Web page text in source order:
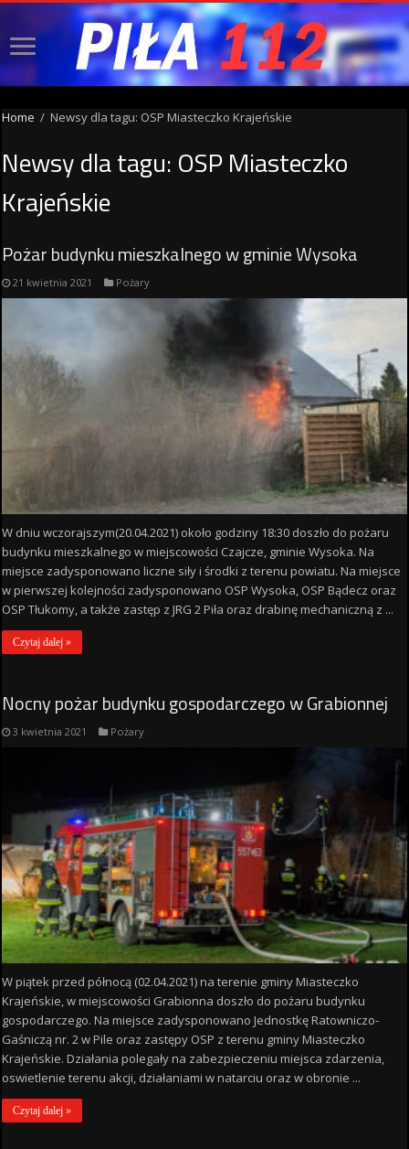
Home / Newsy dla tagu: OSP Miasteczko Krajeńskie
Newsy dla tagu: OSP Miasteczko
Krajeńskie
Pożar budynku mieszkalnego w gminie Wysoka
21 kwietnia 2021 Pożary
W dniu wczorajszym(20.04.2021) około godziny 18:30 doszło do pożaru
budynku mieszkalnego w miejscowości Czajcze, gminie Wysoka. Na
miejsce zadysponowano liczne siły i środki z terenu powiatu. Na miejsce
w pierwszej kolejności zadysponowano OSP Wysoka, OSP Bądecz oraz
OSP Tłukomy, a także zastęp z JRG 2 Piła oraz drabinę mechaniczną z ...
Czytaj dalej »
Nocny pożar budynku gospodarczego w Grabionnej
3 kwietnia 2021 Pożary
W piątek przed północą (02.04.2021) na terenie gminy Miasteczko
Krajeńskie, w miejscowości Grabionna doszło do pożaru budynku
gospodarczego. Na miejsce zadysponowano Jednostkę Ratowniczo-
Gaśniczą nr. 2 w Pile oraz zastępy OSP z terenu gminy Miasteczko
Krajeńskie. Działania polegały na zabezpieczeniu miejsca zdarzenia,
oswietlenie terenu akcji, działaniami w natarciu oraz w obronie ...
Czytaj dalej »